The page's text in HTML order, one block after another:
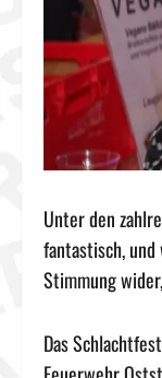
Unter den
fantastisch, und
Stimmung
Das